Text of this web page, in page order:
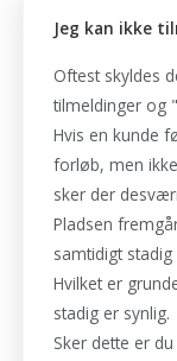
Jeg kan ikke
Oftest skyldes
tilmeldinger og
Hvis en kunde
forløb, men
sker der
Pladsen
samtidigt
Hvilket er
stadig er synlig.
Sker dette er